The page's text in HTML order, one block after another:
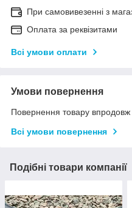
При самовивезенні з
Оплата за реквізитами
Всі умови оплати
Умови повернення
Повернення товару впродовж
Всі умови повернення
Подібні товари компанії